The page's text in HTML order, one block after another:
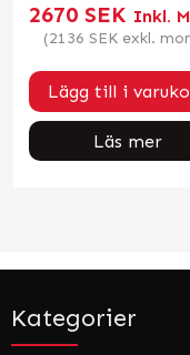
2670 SEK Inkl.
(2136 SEK exkl.
Lägg till i
Läs mer
Kategorier